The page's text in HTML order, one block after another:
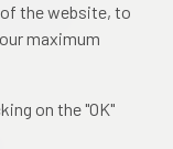
centrum
the website, to
maximum
on the "OK"